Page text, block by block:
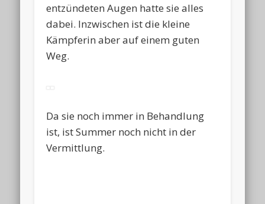
entzündeten Augen hatte sie alles
dabei. Inzwischen ist die kleine
Kämpferin aber auf einem guten
Weg.
Da sie noch immer in Behandlung
ist, ist Summer noch nicht in der
Vermittlung.